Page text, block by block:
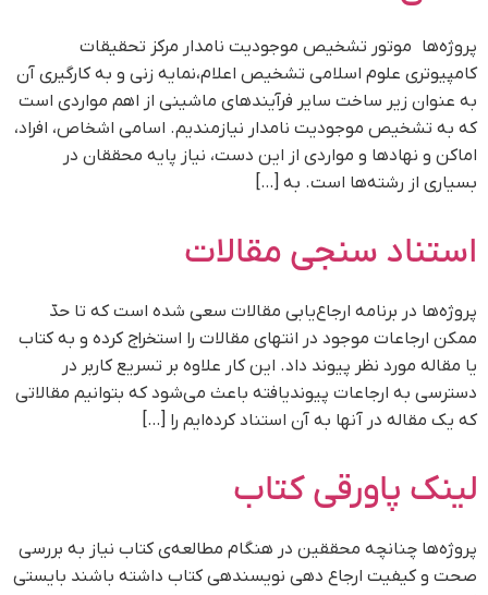
پروژه‌ها موتور تشخیص موجودیت نامدار مرکز تحقیقات
کامپیوتری علوم اسلامی تشخیص اعلام،نمایه زنی و به کارگیری آن
به عنوان زیر ساخت سایر فرآیند‌های ماشینی از اهم مواردی است
که به تشخیص موجودیت نامدار نیازمندیم. اسامی اشخاص، افراد،
اماکن و نهاد‌ها و مواردی از این دست، نیاز پایه محققان در
بسیاری از رشته‌‌ها است. به […]
استناد سنجی مقالات​
پروژه‌ها در برنامه ارجاع‌یابی مقالات سعی شده است که تا حدّ
ممکن ارجاعات موجود در انتهای مقالات را استخراج کرده و به کتاب
یا مقاله مورد نظر پیوند داد. این کار علاوه بر تسریع کاربر در
دسترسی به ارجاعات پیوندیافته باعث می‌شود که بتوانیم مقالاتی
که یک مقاله در آنها به آن استناد کرده‌ایم را […]
لینک پاورقی کتاب​
پروژه‌ها چنانچه محققین در هنگام مطالعه‌ی کتاب نیاز به بررسی
صحت و کیفیت ارجاع دهی نویسندهی کتاب داشته باشند بایستی